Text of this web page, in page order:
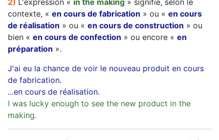
2) L'expression « in the making » signifie, selon le
contexte, « en cours de fabrication » ou « en cours
de réalisation » ou « en cours de construction » ou
bien « en cours de confection » ou encore « en
préparation ».
J'ai eu la chance de voir le nouveau produit en cours
de fabrication.
...en cours de réalisation.
I was lucky enough to see the new product in the
making.